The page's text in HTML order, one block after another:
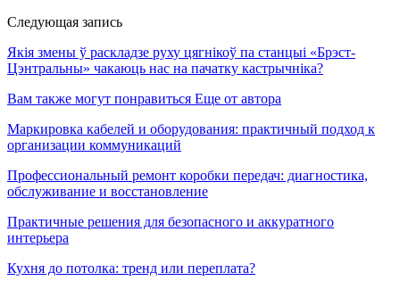
Следующая запись
Якія змены ў раскладзе руху цягнікоў па станцыі «Брэст-
Цэнтральны» чакаюць нас на пачатку кастрычніка?
Вам также могут понравиться Еще от автора
Маркировка кабелей и оборудования: практичный подход к
организации коммуникаций
Профессиональный ремонт коробки передач: диагностика,
обслуживание и восстановление
Практичные решения для безопасного и аккуратного
интерьера
Кухня до потолка: тренд или переплата?